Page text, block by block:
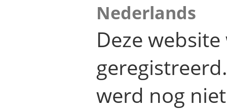
Nederlands
Deze
werd nog